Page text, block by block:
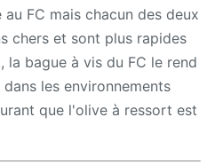
FC mais chacun des deux
chers et sont plus rapides
la bague à vis du FC le rend
les environnements
que l'olive à ressort est